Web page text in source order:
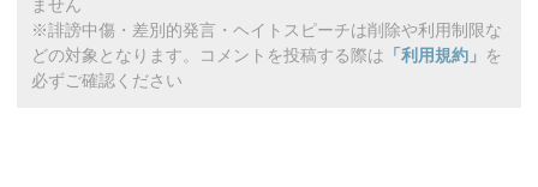
ません
※誹謗中傷・差別的発言・ヘイトスピーチは削除や利用制限な
どの対象となります。コメントを投稿する際は 「利用規約」 を
必ずご確認ください